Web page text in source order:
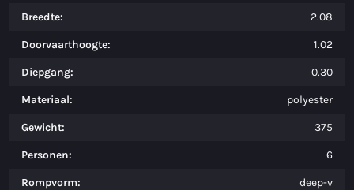
Breedte: 2.08
Doorvaarthoogte: 1.02
Diepgang: 0.30
Materiaal: polyester
Gewicht: 375
Personen: 6
Rompvorm: deep-v